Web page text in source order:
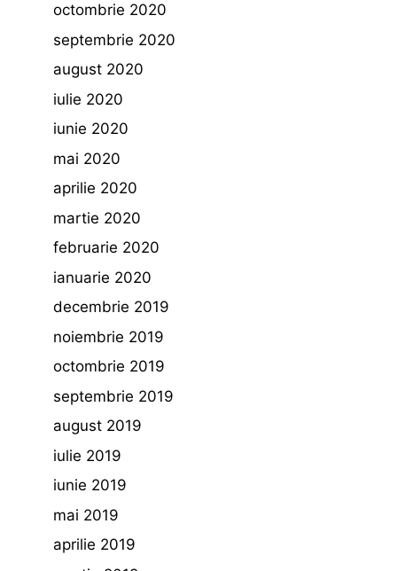
octombrie 2020
septembrie 2020
august 2020
iulie 2020
iunie 2020
mai 2020
aprilie 2020
martie 2020
februarie 2020
ianuarie 2020
decembrie 2019
noiembrie 2019
octombrie 2019
septembrie 2019
august 2019
iulie 2019
iunie 2019
mai 2019
aprilie 2019